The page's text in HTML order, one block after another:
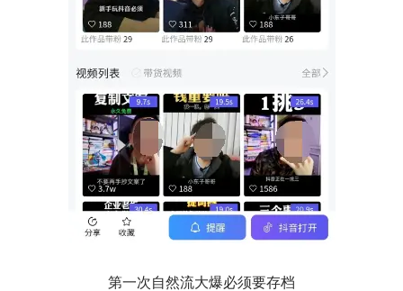
第一次自然流大爆必须要存档